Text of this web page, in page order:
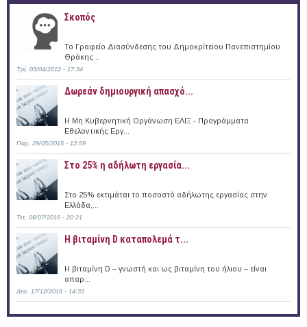
Σκοπός
Το Γραφείο Διασύνδεσης του Δημοκρίτειου Πανεπιστημίου
Θράκης...
Τρί, 03/04/2012 - 17:34
Δωρεάν δημιουργική απασχό...
Η Μη Κυβερνητική Οργάνωση ΕΛΙΞ - Προγράμματα
Εθελοντικής Εργ...
Παρ, 29/05/2015 - 13:59
Στο 25% η αδήλωτη εργασία...
Στο 25% εκτιμάται το ποσοστό αδήλωτης εργασίας στην
Ελλάδα,...
Τετ, 06/07/2016 - 20:21
Η βιταμίνη D καταπολεμά τ...
Η βιταμίνη D – γνωστή και ως βιταμίνη του ήλιου – είναι
απαρ...
Δευ, 17/12/2018 - 14:33